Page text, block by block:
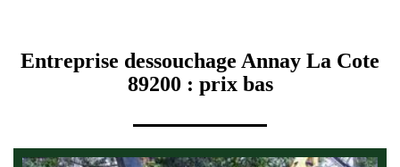
Entreprise dessouchage Annay La Cote
89200 : prix bas